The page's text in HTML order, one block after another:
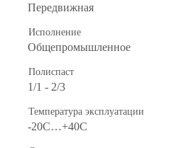
Передвижная
Исполнение
Общепромышленное
Полиспаст
1/1 - 2/3
Температура эксплуатации
-20С…+40С